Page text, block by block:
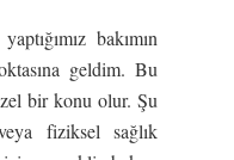
bakımın
geldim. Bu
bir konu olur. Şu
fiziksel sağlık